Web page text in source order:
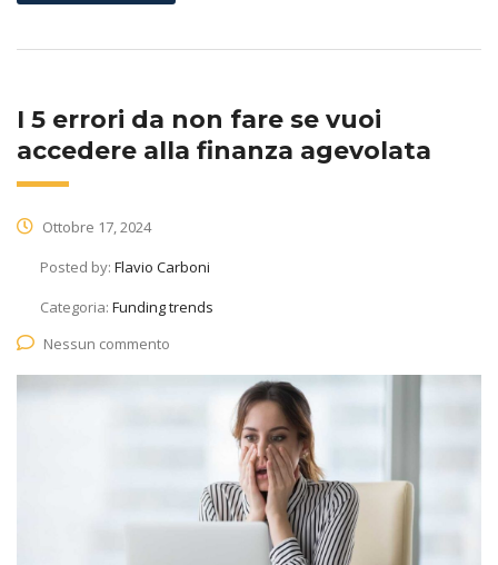
I 5 errori da non fare se vuoi
accedere alla finanza agevolata
Ottobre 17, 2024
Posted by: Flavio Carboni
Categoria: Funding trends
Nessun commento